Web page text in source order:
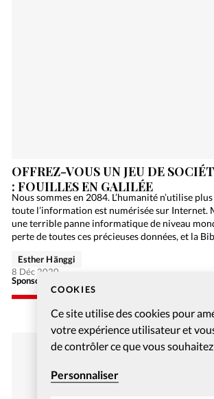
COOKIES
Ce site utilise des cookies pour
votre expérience utilisateur et
de contrôler ce que vous
Personnaliser
OFFREZ-VOUS UN JEU DE
: FOUILLES EN GALILÉE
Nous sommes en 2084. L’humanité n’utilise
toute l’information est numérisée sur Internet.
une terrible panne informatique de niveau
perte de toutes ces précieuses données, et la
Sponsorisé - Alliance Biblilque Française
Esther Hänggi
8 Déc 2020